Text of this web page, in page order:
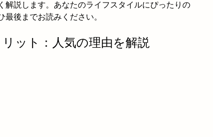
解説します。あなたのライフスタイルにぴったりの
最後までお読みください。
ット：人気の理由を解説